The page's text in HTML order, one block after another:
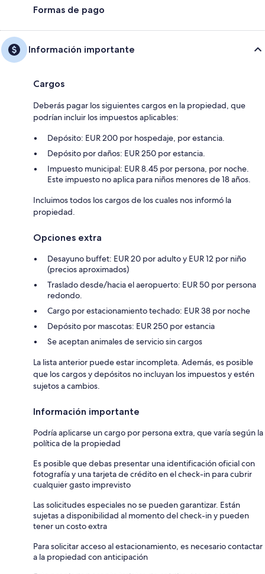
Formas de pago
Información importante
Cargos
Deberás pagar los siguientes cargos en la propiedad, que
podrían incluir los impuestos aplicables:
Depósito: EUR 200 por hospedaje, por estancia.
Depósito por daños: EUR 250 por estancia.
Impuesto municipal: EUR 8.45 por persona, por noche.
Este impuesto no aplica para niños menores de 18 años.
Incluimos todos los cargos de los cuales nos informó la
propiedad.
Opciones extra
Desayuno buffet: EUR 20 por adulto y EUR 12 por niño
(precios aproximados)
Traslado desde/hacia el aeropuerto: EUR 50 por persona
redondo.
Cargo por estacionamiento techado: EUR 38 por noche
Depósito por mascotas: EUR 250 por estancia
Se aceptan animales de servicio sin cargos
La lista anterior puede estar incompleta. Además, es posible
que los cargos y depósitos no incluyan los impuestos y estén
sujetos a cambios.
Información importante
Podría aplicarse un cargo por persona extra, que varía según la
política de la propiedad
Es posible que debas presentar una identificación oficial con
fotografía y una tarjeta de crédito en el check-in para cubrir
cualquier gasto imprevisto
Las solicitudes especiales no se pueden garantizar. Están
sujetas a disponibilidad al momento del check-in y pueden
tener un costo extra
Para solicitar acceso al estacionamiento, es necesario contactar
a la propiedad con anticipación